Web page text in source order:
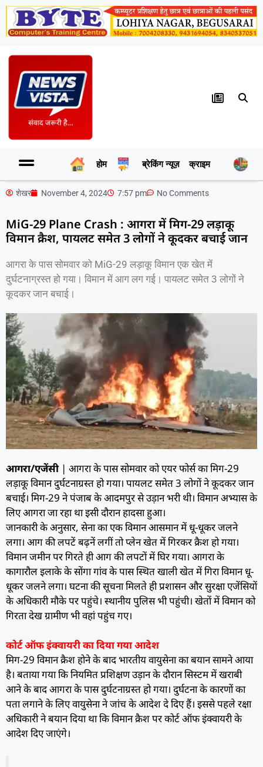
होम ब्रेकिंग न्यूज़ क्राइम
शेखर November 4, 2024 7:57 pm No Comments
MiG-29 Plane Crash : आगरा में मिग-29 लड़ाकू
विमान क्रैश, पायलट समेत 3 लोगों ने कूदकर बचाई जान
आगरा के पास सोमवार को MiG-29 लड़ाकू विमान एक खेत में
दुर्घटनाग्रस्त हो गया। विमान में आग लग गई। पायलट समेत 3 लोगों ने
कूदकर जान बचाई।
आगरा/एजेंसी| आगरा के पास सोमवार को एयर फोर्स का मिग-29
लड़ाकू विमान दुर्घटनाग्रस्त हो गया। पायलट समेत 3 लोगों ने कूदकर जान
बचाई। मिग-29 ने पंजाब के आदमपुर से उड़ान भरी थी। विमान अभ्यास के
लिए आगरा जा रहा था इसी दौरान हादसा हुआ।
जानकारी के अनुसार, सेना का एक विमान आसमान में धू-धूकर जलने
लगा। आग की लपटें बढ़नें लगीं तो प्लेन खेत में गिरकर क्रैश हो गया।
विमान जमीन पर गिरते ही आग की लपटों में घिर गया। आगरा के
कागारौल इलाके के सोंगा गांव के पास स्थित खाली खेत में गिरा विमान धू-
धूकर जलने लगा। घटना की सूचना मिलते ही प्रशासन और सुरक्षा एजेंसियों
के अधिकारी मौके पर पहुंचे। स्थानीय पुलिस भी पहुंची। खेतों में विमान को
गिरता देख ग्रामीण भी वहां पहुंच गए।
कोर्ट ऑफ इंक्वायरी का दिया गया आदेश
मिग-29 विमान क्रैश होने के बाद भारतीय वायुसेना का बयान सामने आया
है। बताया गया कि नियमित प्रशिक्षण उड़ान के दौरान सिस्टम में खराबी
आने के बाद आगरा के पास दुर्घटनाग्रस्त हो गया। दुर्घटना के कारणों का
पता लगाने के लिए वायुसेना ने जांच के आदेश दे दिए हैं। इससे पहले रक्षा
अधिकारी ने बयान दिया था कि विमान क्रैश पर कोर्ट ऑफ इंक्वायरी के
आदेश दिए जाएंगे।